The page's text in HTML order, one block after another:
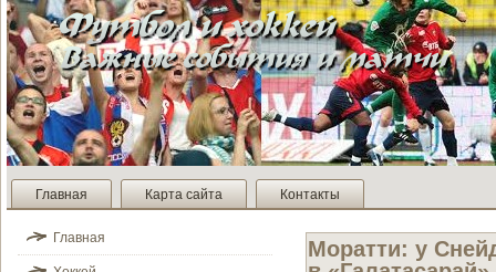
Главная Карта сайта Контакты
Главная
Моратти: у